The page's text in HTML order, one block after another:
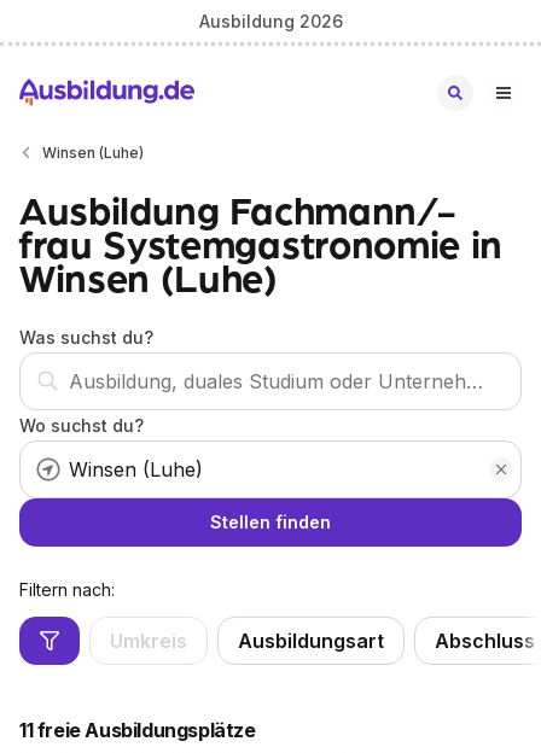
Ausbildung 2026
Winsen (Luhe)
Ausbildung Fachmann/-
frau Systemgastronomie in
Winsen (Luhe)
Was suchst du?
Wo suchst du?
Stellen finden
Filtern nach:
Umkreis Ausbildungsart Abschluss
11freie Ausbildungsplätze